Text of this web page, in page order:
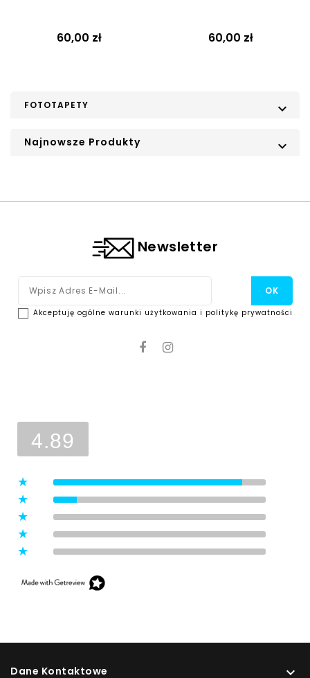
Cena
60,00 zł Cena
60,00 zł
FOTOTAPETY 
Najnowsze Produkty 
Newsletter
Akceptuję ogólne warunki użytkowania i politykę prywatności
4.89
Dane Kontaktowe 